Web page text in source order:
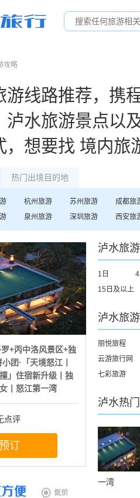
攻略
游线路推荐，携
泸水旅游景点以
，想要找 境内旅
热门出境目的地
杭州旅游 苏州旅游 成都旅
泉州旅游 深圳 旅游 西安旅
+丙中洛风景区+独
团·「天境怒江丨
」住宿新升级丨独
丨怒江第一湾
点评
订
泸水旅
1日
15日及以上
泸水旅
丽悦旅程
云游旅行网
七彩旅游
泸水热
一湾